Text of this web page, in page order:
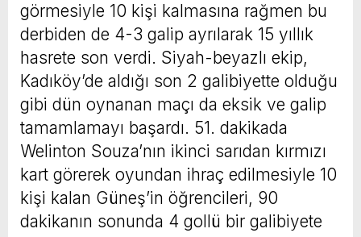
görmesiyle 10 kişi kalmasına rağmen bu
derbiden de 4-3 galip ayrılarak 15 yıllık
hasrete son verdi. Siyah-beyazlı ekip,
Kadıköy’de aldığı son 2 galibiyette olduğu
gibi dün oynanan maçı da eksik ve galip
tamamlamayı başardı. 51. dakikada
Welinton Souza’nın ikinci sarıdan kırmızı
kart görerek oyundan ihraç edilmesiyle 10
kişi kalan Güneş’in öğrencileri, 90
dakikanın sonunda 4 gollü bir galibiyete